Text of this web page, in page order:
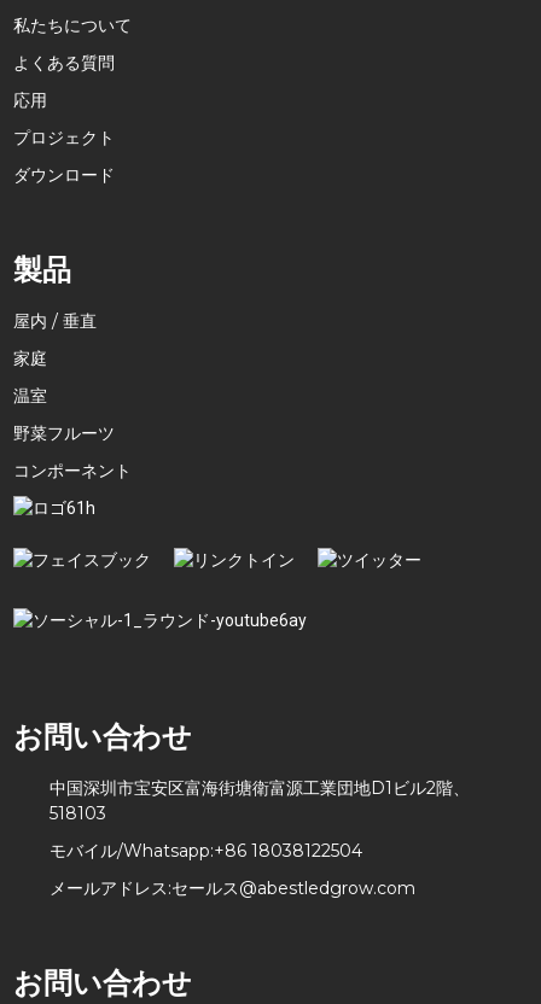
私たちについて
よくある質問
応用
プロジェクト
ダウンロード
製品
屋内 / 垂直
家庭
温室
野菜フルーツ
コンポーネント
お問い合わせ
中国深圳市宝安区富海街塘衛富源工業団地D1ビル2階、
518103
モバイル/Whatsapp:+86 18038122504
メールアドレス:セールス@abestledgrow.com
お問い合わせ